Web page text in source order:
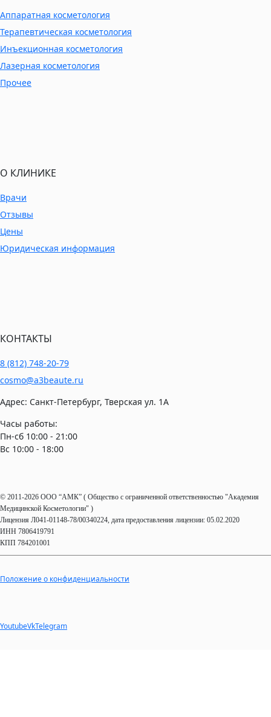
Аппаратная косметология
Терапевтическая косметология
Инъекционная косметология
Лазерная косметология
Прочее
О КЛИНИКЕ
Врачи
Отзывы
Цены
Юридическая информация
КОНТАКТЫ
8 (812) 748-20-79
cosmo@a3beaute.ru
Адрес: Санкт-Петербург, Тверская ул. 1А
Часы работы:
Пн-сб 10:00 - 21:00
Вс 10:00 - 18:00
© 2011-2026 OOO “АМК” ( Общество с ограниченной ответственностью "Академия
Медицинской Косметологии" )
Лицензия Л041-01148-78/00340224, дата предоставления лицензии: 05.02.2020
ИНН 7806419791
КПП 784201001
Положение о конфиденциальности
YoutubeVkTelegram